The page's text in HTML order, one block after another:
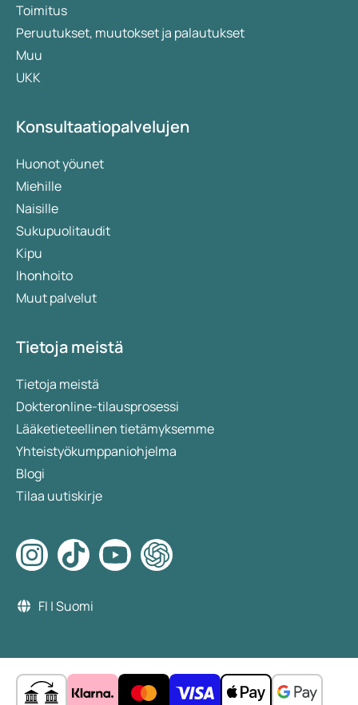
limakalvoille. Tämä virus jää pysyvästi
elimistöön ja voi aktivoitua uudelleen
vastustuskykyä. Hoitamattomana hiv voi johtaa
aidsiin. Hiv tarttuu suojaamattoman seksin
lisäksi myös veren välityksellä, esimerkiksi
saastuneiden injektioneulojen käytön kautta;
Sukuelinten
sukupuolielinten infektioita, jotka johtuvat
hiiva- tai sienilajeista. Esimerkkinä voidaan
vaivasta useammin kuin miehet.
Toimitus
Peruutukset, muutokset ja palautukset
Muu
UKK
Konsultaatiopalvelujen
Huonot yöunet
Miehille
Naisille
Sukupuolitaudit
Kipu
Ihonhoito
Muut palvelut
Tietoja meistä
Tietoja meistä
Dokteronline-tilausprosessi
Lääketieteellinen tietämyksemme
Yhteistyökumppaniohjelma
Blogi
Tilaa uutiskirje
FI | Suomi